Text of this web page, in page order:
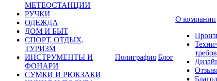
МЕТЕОСТАНЦИИ
РУЧКИ
ОДЕЖДА
ДОМ И БЫТ
СПОРТ, ОТДЫХ,
ТУРИЗМ
ИНСТРУМЕНТЫ И
ФОНАРИ
СУМКИ И РЮКЗАКИ
Полиграфия Блог
О компании